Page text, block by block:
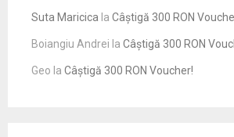
Suta Maricica la Câștigă 300 RON
Boiangiu Andrei la Câștigă 300 RON
Geo la Câștigă 300 RON Voucher!